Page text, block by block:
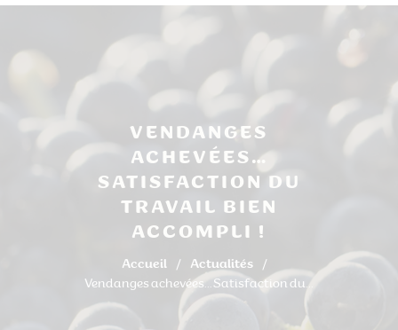
VENDANGES
ACHEVÉES…
SATISFACTION DU
TRAVAIL BIEN
ACCOMPLI !
Accueil
Actualités
Vendanges achevées… Satisfaction du...